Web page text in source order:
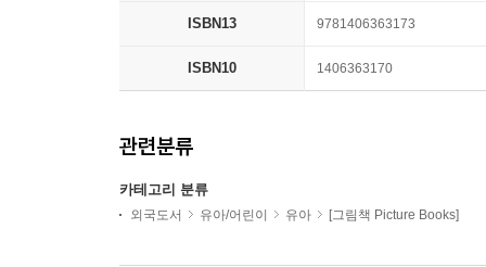
ISBN13 9781406363173
ISBN10 1406363170
관련분류
카테고리 분류
외국도서 유아/어린이 유아 [그림책 Picture Books]